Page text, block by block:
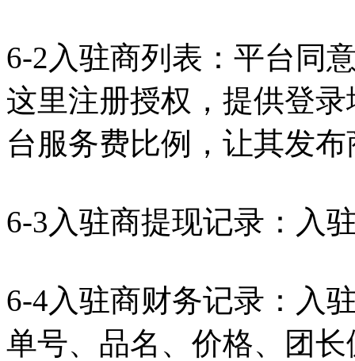
6-2入驻商列表：平台同
这里注册授权，提供登
台服务费比例，让其发
6-3入驻商提现记录：入
6-4入驻商财务记录：入
单号、品名、价格、团